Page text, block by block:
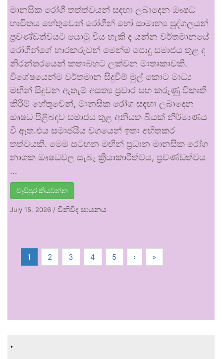
මානසික රෝගී තත්ත්වයන් සඳහා ලබාදෙන ඖෂධ
භාවිතය හේතුවෙන් රෝගීන් හෝ සාමාන්‍ය පුද්ගලයන්
ප්‍රචණ්ඩත්වයට යොමු විය හැකි ද යන්න වර්තමානයේ
රෝගීන්ගේ භාරකරුවන් මෙන්ම පොදු සමාජය තුළ ද
නිරන්තරයෙන් කතාබහට ලක්වන මාතෘකාවකි.
විශේෂයෙන්ම වර්තමාන සිදුවීම් මුල් කොට මාධ්‍ය
මඟින් සිදුවන ඇතැම් අසත්‍ය ප්‍රචාර සහ කරුණු විකෘති
කිරීම් හේතුවෙන්, මානසික රෝග සඳහා ලබාදෙන
ඖෂධ පිළිබඳව සමාජය තුළ අනියත බියක් නිර්මාණය
වී ඇත.එය සමාජයීය වශයෙන් ඉතා අහිතකර
තත්වයකි. මෙම සටහන මඟින් ප්‍රධාන මානසික රෝග
නාශක ඖෂධවල සැබෑ ක්‍රියාකාරීත්වය, ප්‍රචණ්ඩත්වය
…
වැඩිපුර කියවන්න
July 15, 2026 / විනිවිද සායනය
1 2 3 4 5 › »
.